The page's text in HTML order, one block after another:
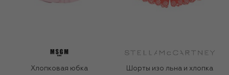
Хлопковая юбка
Шорты изо льна и хлопка